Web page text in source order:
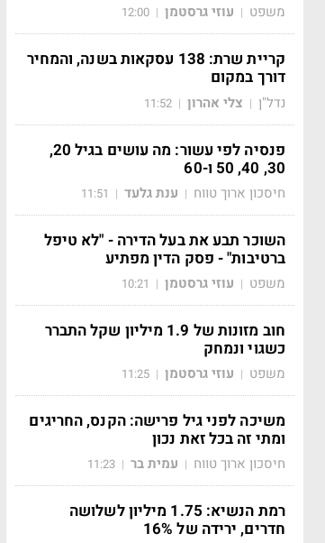
משפט | עוזי גרסטמן |
12:00
קריית שרת: 138 עסקאות בשנה, והמחיר
דורך במקום
נדל"ן | צלי אהרון |
11:52
פנסיה לפי עשור: מה עושים בגיל 20,
30, 40, 50 ו-60
חיסכון ארוך טווח | ענת גלעד |
11:51
השוכר תבע את בעל הדירה - "לא טיפל
ברטיבות" - פסק הדין מפתיע
משפט | עוזי גרסטמן |
10:21
חוב מזונות של 1.9 מיליון שקל התברר
כשגוי ונמחק
משפט | עוזי גרסטמן |
11:25
משיכה לפני גיל פרישה: הקנס, החריגים
ומתי זה בכל זאת נכון
חיסכון ארוך טווח | עמית בר |
11:23
רמת הנשיא: 1.75 מיליון לשלושה
חדרים, ירידה של 16%